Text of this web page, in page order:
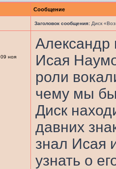
Сообщение
Заголовок сообщения: Диск
09 ноя
Александр
Исая
роли
чему мы
Диск
давних
знал Исая
узнать о